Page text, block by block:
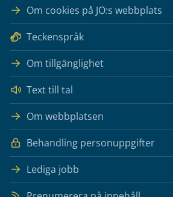
Om cookies på JO:s webbplats
Teckenspråk
Om tillgänglighet
Text till tal
Om webbplatsen
Behandling personuppgifter
Lediga jobb